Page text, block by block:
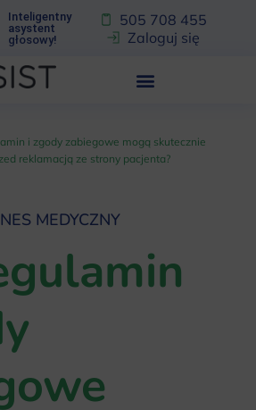
Inteligentny
asystent
głosowy!
505 708 455
Zaloguj się
i zgody zabiegowe mogą skutecznie
reklamacją ze strony pacjenta?
MEDYCZNY